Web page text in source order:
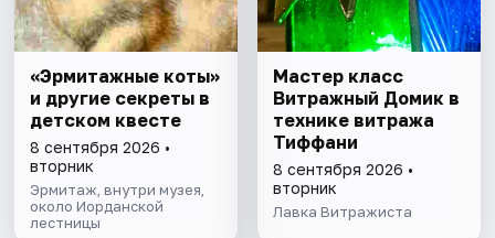
«Эрмитажные коты»
и другие секреты в
детском квесте
8 сентября 2026 •
вторник
Эрмитаж, внутри музея,
около Иорданской
лестницы
Мастер класс
Витражный Домик в
технике витража
Тиффани
8 сентября 2026 •
вторник
Лавка Витражиста